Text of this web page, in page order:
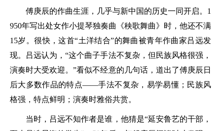
傅庚辰的作曲生涯，几乎与新中国的历史一同开启。1
950年写出处女作小提琴独奏曲《秧歌舞曲》时，他还不满
15岁。很快，这首“土洋结合”的舞曲被青年作曲家吕远发
现。吕远认为，“这个曲子手法不复杂，但民族风格很强，
演奏时大受欢迎。”看似不经意的几句话，道出了傅庚辰日
后大多数作品的特点——手法不复杂，易学易懂；民族风
格强，特点鲜明；演奏时雅俗共赏。
当时，吕远不知作者是谁，他猜是“延安鲁艺的干部，